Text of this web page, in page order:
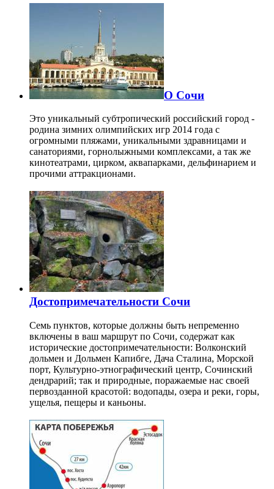
О Сочи
Это уникальный субтропический российский город -
родина зимних олимпийских игр 2014 года с
огромными пляжами, уникальными здравницами и
санаториями, горнолыжными комплексами, а так же
кинотеатрами, цирком, аквапарками, дельфинарием и
прочими аттракционами.
Достопримечательности Сочи
Семь пунктов, которые должны быть непременно
включены в ваш маршрут по Сочи, содержат как
исторические достопримечательности: Волконский
дольмен и Дольмен Капибге, Дача Сталина, Морской
порт, Культурно-этнографический центр, Сочинский
дендрарий; так и природные, поражаемые нас своей
первозданной красотой: водопады, озера и реки, горы,
ущелья, пещеры и каньоны.